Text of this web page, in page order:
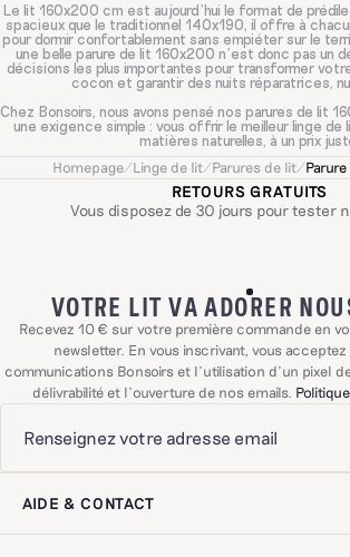
Le lit 160x200 cm est aujourd'hui le format de
spacieux que le traditionnel 140x190, il offre à
pour dormir confortablement sans empiéter sur le
une belle parure de lit 160x200 n'est donc pas un
décisions les plus importantes pour transformer
cocon et garantir des nuits réparatrices,
Chez Bonsoirs, nous avons pensé nos parures de lit
une exigence simple : vous offrir le meilleur linge de
matières naturelles, à un prix
Les bonnes dimensions pour un matelas
240x220 cm dans la grande majorité des cas, pour
bien équilibrée de chaque côté du lit. Si vous
et enveloppant, le 260x240 cm avec une
excellente option. Le drap plat, lui, se choisit en
envelopper intégralement de la tête aux pieds. Enfin,
tout dépend de vos oreillers : le 65x65 cm pour les
cm pour les rectangulaires.
chaque dormeur est différent, nous proposons
collections. Tissée avec une densité de 120 fils/
Homepage/Linge de lit/Parures de lit/
RETOURS GRATUITS
Vous disposez de 30 jours pour tester
VOTRE LIT VA ADORER
Recevez 10 € sur votre première commande en
newsletter. En vous inscrivant, vous
communications Bonsoirs et l'utilisation d'un pixel
délivrabilité et l'ouverture de nos emails.
AIDE & CONTACT